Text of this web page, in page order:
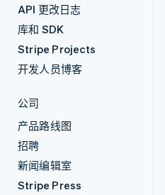
API 更改日志
库和 SDK
Stripe Projects
开发人员博客
公司
产品路线图
招聘
新闻编辑室
Stripe Press